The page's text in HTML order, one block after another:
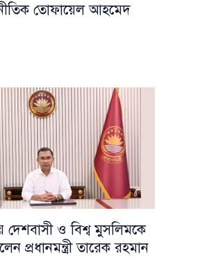
তোফায়েল আহমেদ
ও বিশ্ব মুসলিমকে
প্রধানমন্ত্রী তারেক রহমান